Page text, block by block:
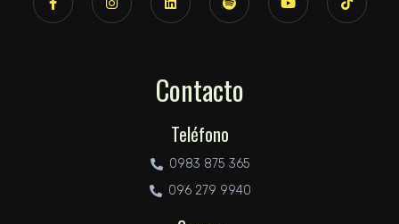
Contacto
Teléfono
0983 875 365
096 279 9940